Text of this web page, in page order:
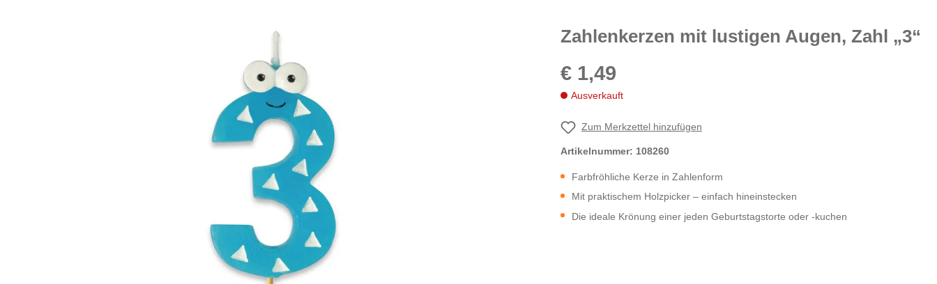
Zahlenkerzen mit lustigen Augen, Zahl „3“
€ 1,49
Ausverkauft
Zum Merkzettel hinzufügen
Artikelnummer: 108260
Farbfröhliche Kerze in Zahlenform
Mit praktischem Holzpicker – einfach hineinstecken
Die ideale Krönung einer jeden Geburtstagstorte oder -kuchen